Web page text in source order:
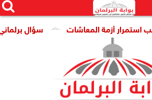


 سؤال برلماني أزمة المعاشات